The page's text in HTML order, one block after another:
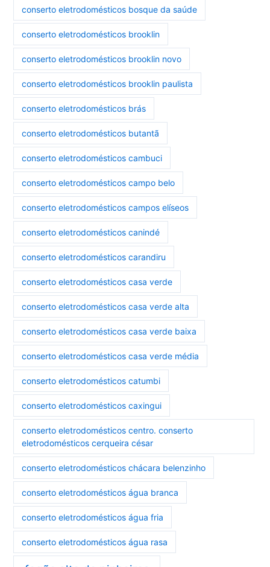
conserto eletrodomésticos bosque da saúde
conserto eletrodomésticos brooklin
conserto eletrodomésticos brooklin novo
conserto eletrodomésticos brooklin paulista
conserto eletrodomésticos brás
conserto eletrodomésticos butantã
conserto eletrodomésticos cambuci
conserto eletrodomésticos campo belo
conserto eletrodomésticos campos elíseos
conserto eletrodomésticos canindé
conserto eletrodomésticos carandiru
conserto eletrodomésticos casa verde
conserto eletrodomésticos casa verde alta
conserto eletrodomésticos casa verde baixa
conserto eletrodomésticos casa verde média
conserto eletrodomésticos catumbi
conserto eletrodomésticos caxingui
conserto eletrodomésticos centro. conserto
eletrodomésticos cerqueira césar
conserto eletrodomésticos chácara belenzinho
conserto eletrodomésticos água branca
conserto eletrodomésticos água fria
conserto eletrodomésticos água rasa